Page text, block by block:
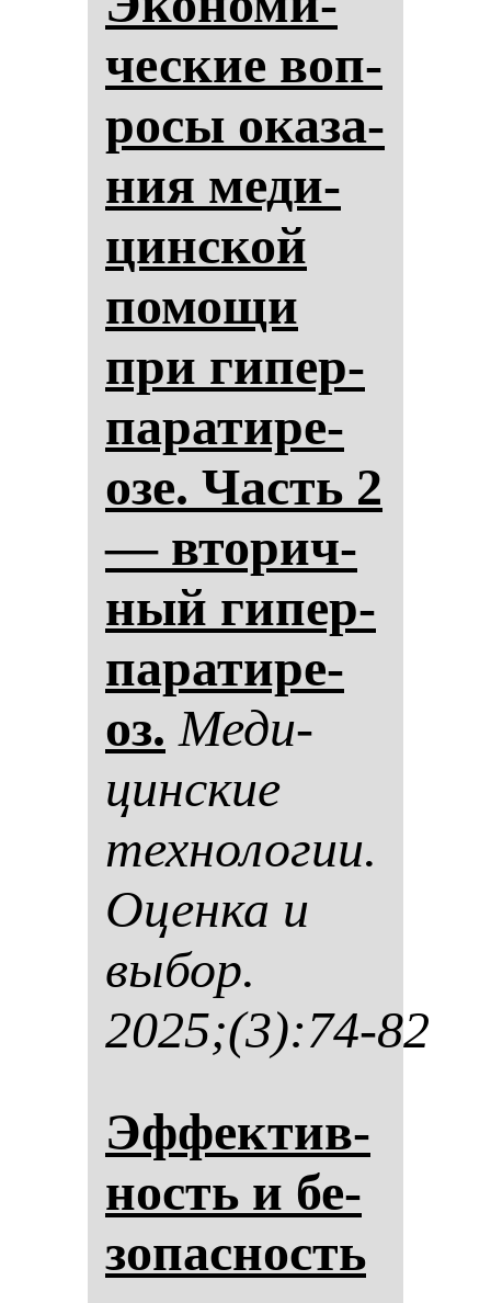
чес­кие воп­
ро­сы ока­за­
ния ме­ди­
цин­ской
по­мо­щи
при ги­пер­
па­ра­ти­ре­
озе. Часть 2
— вто­рич­
ный ги­пер­
па­ра­ти­ре­
оз. Ме­ди­
цин­ские
тех­но­ло­гии.
Оцен­ка и
вы­бор.
2025;(3):74-82
Эф­фек­тив­
ность и бе­
зо­пас­ность